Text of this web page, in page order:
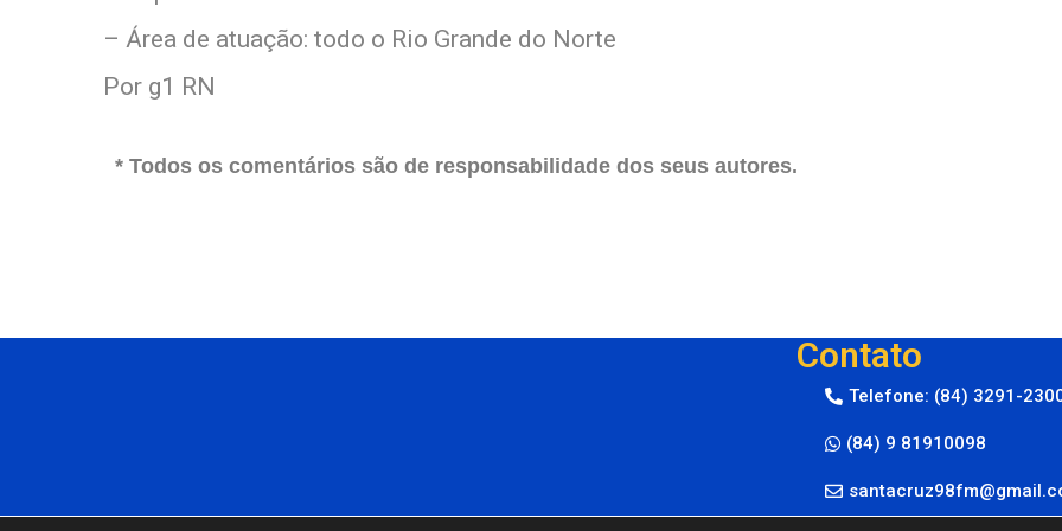
– Área de atuação: todo o Rio Grande do Norte
Por g1 RN
* Todos os comentários são de responsabilidade dos seus autores.
Contato
Telefone: (84) 3291-
(84) 9 81910098